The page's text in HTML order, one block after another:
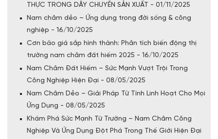
THỰC TRONG DÂY CHUYỀN SẢN XUẤT - 01/11/2025
Nam châm dẻo – Ứng dụng trong đời sống & công
nghiệp - 16/10/2025
Cơn bão giá sắp hình thành: Phân tích biến động thị
trường nam châm đất hiếm 2025 - 16/10/2025
Nam Châm Đất Hiếm – Sức Mạnh Vượt Trội Trong
Công Nghiệp Hiện Đại - 08/05/2025
Nam Châm Dẻo – Giải Pháp Từ Tính Linh Hoạt Cho Mọi
Ứng Dụng - 08/05/2025
Khám Phá Sức Mạnh Từ Trường – Nam Châm Công
Nghiệp Và Ứng Dụng Đột Phá Trong Thế Giới Hiện Đại